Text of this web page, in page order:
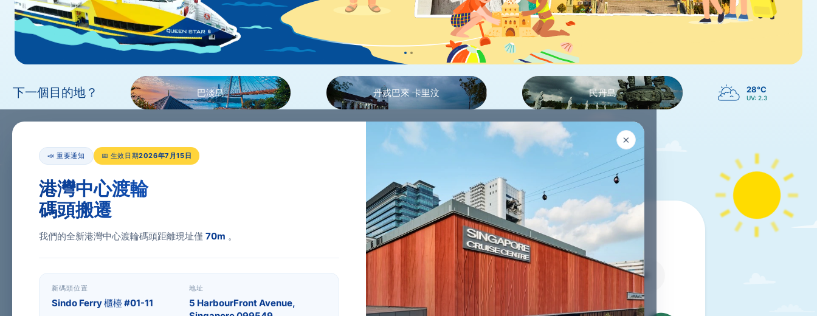
下一個目的地？ 巴淡島 丹戎巴來卡里汶 民丹島 28°C
UV: 2.3
×
📣 重要通知 📅 生效日期2026年7月15日
港灣中心渡輪
碼頭搬遷
我們的全新港灣中心渡輪碼頭距離現址僅 70m 。
新碼頭位置
Sindo Ferry 櫃檯 #01-11
地址
5 HarbourFront Avenue,
前往您的無憂之旅
預訂行程
更改日期
往返 單程 （3 個月內彈性返回）
Batam Centre - HarbourFront
IDR
出發日期
乘客